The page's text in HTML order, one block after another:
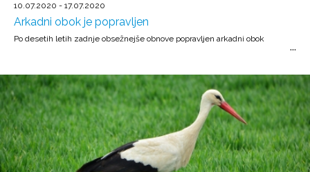
10.07.2020 - 17.07.2020
Arkadni obok je popravljen
Po desetih letih zadnje obsežnejše obnove popravljen arkadni obok